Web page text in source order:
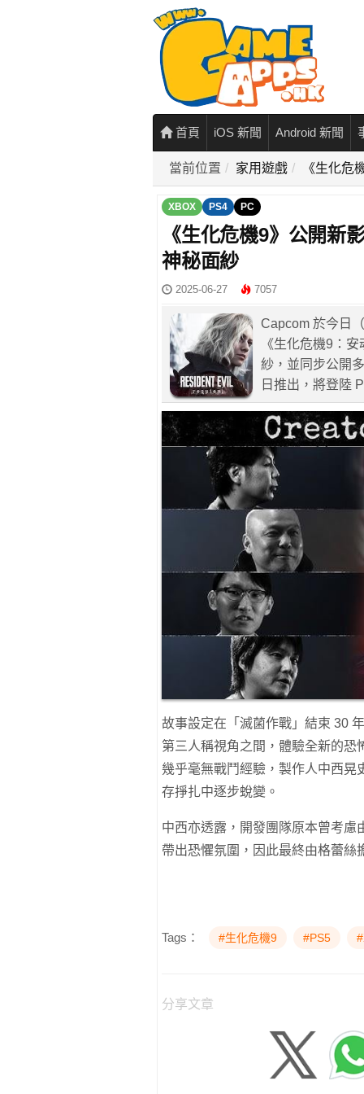
首頁 iOS 新聞 Android 新聞
當前位置 家用遊戲 《生化
XBOX PS4 PC
《生化危機9》公開
神秘面紗
2025-06-27 7057
Capcom 於今日
《生化危機9：
紗，並同步公開
日推出，將登陸
故事設定在「滅菌作戰」結束 30
第三人稱視角之間，體驗全新的
幾乎毫無戰鬥經驗，製作人中西晃
存掙扎中逐步蛻變。
中西亦透露，開發團隊原本曾考
帶出恐懼氛圍，因此最終由格蕾絲
Tags： #生化危機9 #PS5
分享文章